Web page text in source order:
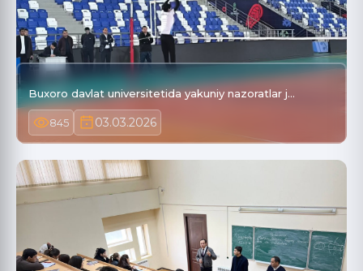
Buxoro davlat universitetida yakuniy nazoratlar j…
845 03.03.2026